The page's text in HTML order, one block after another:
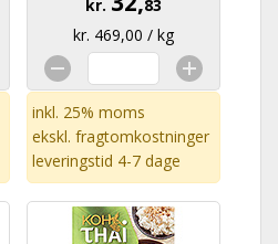
kr.
83
kr. 469,00 / kg
inkl. 25% moms
ekskl. fragtomkostninger
leveringstid 4-7 dage